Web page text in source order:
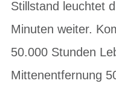
Stillstand leuchtet
Minuten weiter.
50.000 Stunden
Mittenentfernung